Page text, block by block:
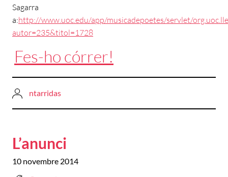
Sagarra
a:http://www.uoc.edu/app/musicadepoetes/servlet/
autor=235&titol=1728
Fes-ho córrer!
ntarridas
L’anunci
10 novembre 2014